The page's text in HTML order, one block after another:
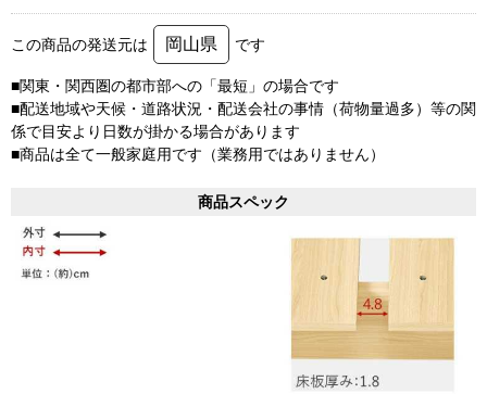
この商品の発送元は 岡山県 です
■関東・関西圏の都市部への「最短」の場合です
■配送地域や天候・道路状況・配送会社の事情（荷物量過多）等の関
係で目安より日数が掛かる場合があります
■商品は全て一般家庭用です（業務用ではありません）
商品スペック